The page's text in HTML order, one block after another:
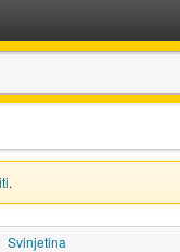
.
Svinjetina